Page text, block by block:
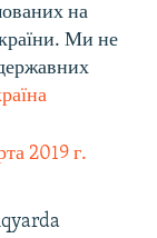
на
Ми не
2019 г.